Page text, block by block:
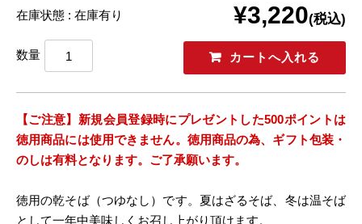
在庫状態 : 在庫有り ¥3,220(税込)
数量
【ご注意】新規会員登録時にプレゼントした500ポイントは
徳用商品には使用できません。 徳用商品の為、ギフト包装・
のしは有料となります。ご了承願います。
徳用の乾そば（つゆなし）です。夏はざるそば、冬は温そば
として一年中美味しくお召し上がり頂けます。